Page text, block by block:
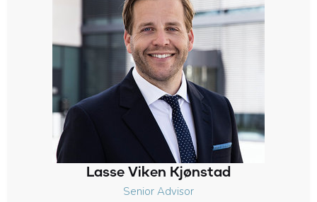
Lasse Viken Kjønstad
Senior Advisor